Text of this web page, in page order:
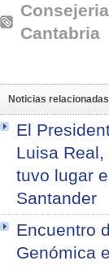
Cantabria
Noticias relacionadas
El
Luisa
tuvo lugar
Santander
Encuentro
Genómica